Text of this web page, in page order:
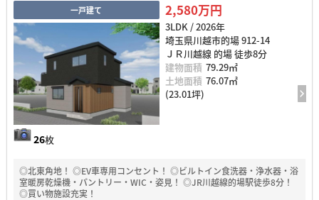
一戸建て
26枚
2,580万円
3LDK / 2026年
埼玉県川越市的場 912-14
ＪＲ川越線 的場 徒歩8分
建物面積 79.29㎡
土地面積 76.07㎡
(23.01坪)
◎北東角地！ ◎EV車専用コンセント！ ◎ビルトイン食洗器・浄水器・浴
室暖房乾燥機・パントリー・WIC・姿見！ ◎JR川越線的場駅徒歩8分！
◎買い物施設充実！